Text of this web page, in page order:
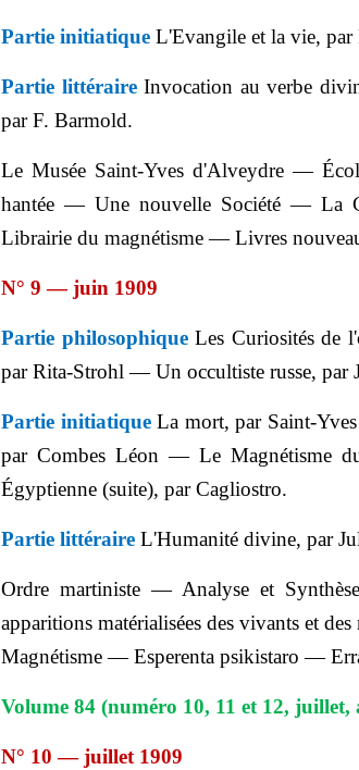
Partie initiatique L'Evangile et la vie, par
Partie littéraireInvocation au verbe
par F. Barmold.
Le Musée Saint-Yves d'Alveydre —
hantée — Une nouvelle Société — La
Librairie du magnétisme — Livres
N° 9 — juin 1909
Partie philosophiqueLes Curiosités de
par Rita-Strohl— Un occultiste russe, par
Partie initiatiqueLa mort, par Saint-
par Combes Léon — Le Magnétisme
Égyptienne (suite), par Cagliostro.
Partie littéraire L'Humanité divine, par
Ordre martiniste — Analyse et
apparitions matérialisées des vivants et
Magnétisme —Esperenta psikistaro —
Volume 84 (numéro 10, 11 et 12, juillet,
N° 10 — juillet 1909